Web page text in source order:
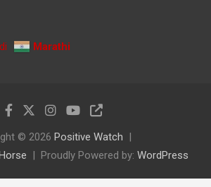
Marathi
© 2026 Positive Watch
Proudly Powered by: WordPress